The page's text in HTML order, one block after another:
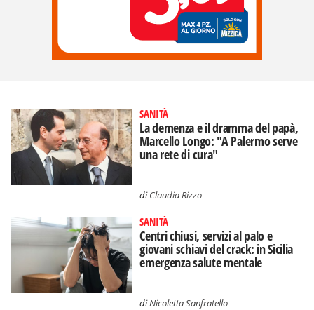
SANITÀ
La demenza e il dramma del papà,
Marcello Longo: "A Palermo serve
una rete di cura"
diClaudia Rizzo
SANITÀ
Centri chiusi, servizi al palo e
giovani schiavi del crack: in Sicilia
emergenza salute mentale
diNicoletta Sanfratello